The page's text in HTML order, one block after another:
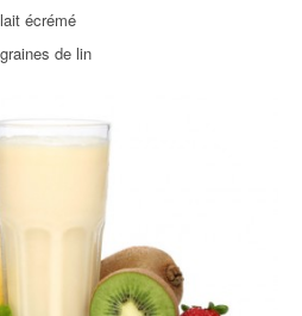
écrémé
de lin